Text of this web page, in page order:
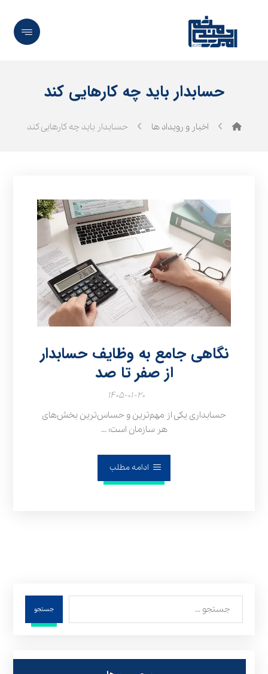
حسابدار باید چه کارهایی کند
اخبار و رویداد ها حسابدار باید چه کارهایی کند
نگاهی جامع به وظایف حسابدار
از صفر تا صد
۱۴۰۵-۰۱-۲۰
حسابداری یکی از مهم‌ترین و حساس‌ترین بخش‌های
هر سازمان است؛ ...
ادامه مطلب
جستجو